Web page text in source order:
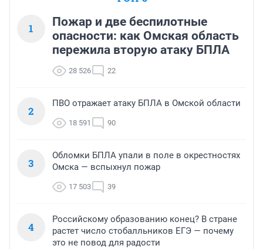
1
Пожар и две беспилотные
опасности: как Омская область
пережила вторую атаку БПЛА
28 526 22
2
ПВО отражает атаку БПЛА в Омской области
18 591 90
3
Обломки БПЛА упали в поле в окрестностях
Омска — вспыхнул пожар
17 503 39
4
Российскому образованию конец? В стране
растет число стобалльников ЕГЭ — почему
это не повод для радости